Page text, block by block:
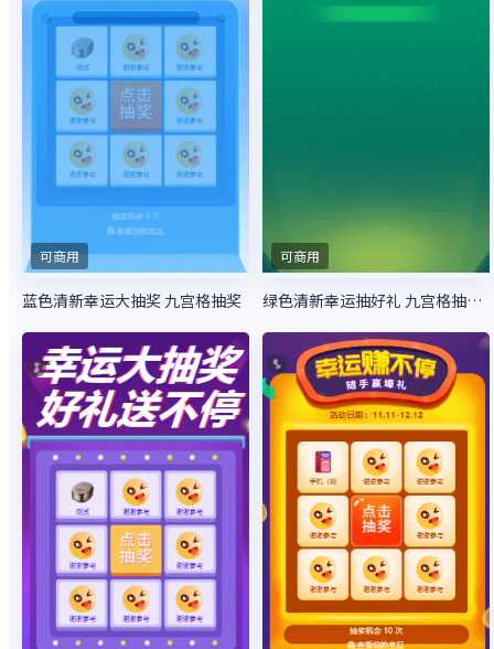
可商用
蓝色清新幸运大抽奖 九宫格抽奖
可商用
绿色清新幸运抽好礼 九宫格抽大奖